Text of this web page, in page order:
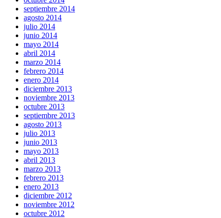
septiembre 2014
agosto 2014
julio 2014
junio 2014
mayo 2014
abril 2014
marzo 2014
febrero 2014
enero 2014
diciembre 2013
noviembre 2013
octubre 2013
septiembre 2013
agosto 2013
julio 2013
junio 2013
mayo 2013
abril 2013
marzo 2013
febrero 2013
enero 2013
diciembre 2012
noviembre 2012
octubre 2012